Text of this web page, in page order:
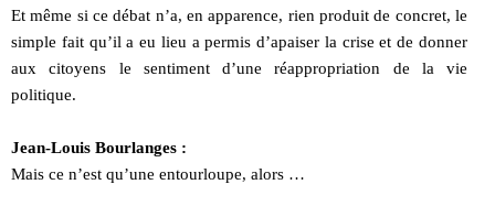
Et même si ce débat n’a, en apparence, rien produit de concret, le
simple fait qu’il a eu lieu a permis d’apaiser la crise et de donner
aux citoyens le sentiment d’une réappropriation de la vie
politique.
Jean-Louis Bourlanges :
Mais ce n’est qu’une entourloupe, alors …